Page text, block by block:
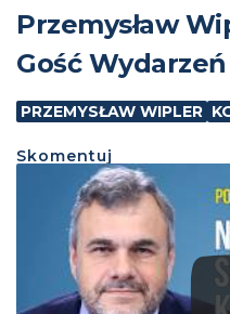
Przemysław
Gość
PRZEMYSŁAW WIPLER
Skomentuj